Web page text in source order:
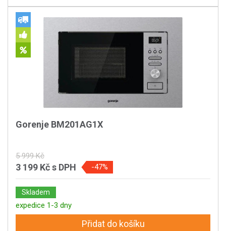
Gorenje BM201AG1X
5 999 Kč
3 199 Kčs DPH -47%
Skladem
expedice 1-3 dny
Přidat do košíku